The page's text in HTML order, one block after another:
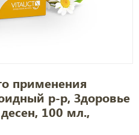
применения
р-р, Здоровье
100 мл.,